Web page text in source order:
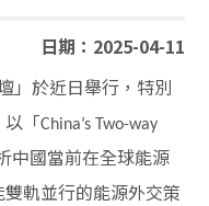
日期：2025-04-11
」於近日舉行，特別
以「China’s Two-way
中國當前在全球能源
軌並行的能源外交策